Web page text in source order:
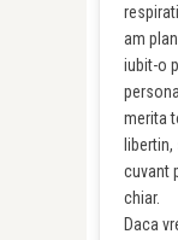
am
iubit-o
merita
cuvant
chiar.
Daca